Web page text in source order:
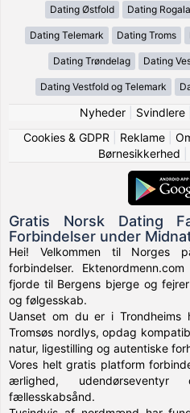
Dating Østfold Dating
Dating Telemark Dating Troms
Dating Trøndelag Dating
Dating Vestfold og Telemark
Nyheder| Svindlere|
Cookies & GDPR
Reklame|
Børnesikkerhed
Gratis Norsk Dating
Forbindelser under
Hei! Velkommen til Norges
forbindelser.
fjorde til Bergens bjerge og
og følgesskab.
Uanset om du er i Trondheims
Tromsøs nordlys, opdag
natur, ligestilling og autentiske
Vores helt gratis platform
ærlighed,
fællesskabsånd.